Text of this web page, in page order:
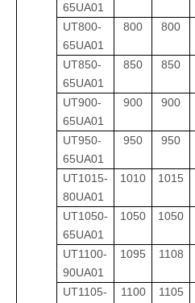
65UA01
UT800-
65UA01
800 800
UT850-
65UA01
850 850
UT900-
65UA01
900 900
UT950-
65UA01
950 950
UT1015-
80UA01
1010 1015
UT1050-
65UA01
1050 1050
UT1100-
90UA01
1095 1108
UT1105-
1100 1105